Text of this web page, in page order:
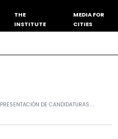
THE
INSTITUTE
MEDIA FOR
CITIES
PRESENTACIÓN DE CANDIDATURAS ...